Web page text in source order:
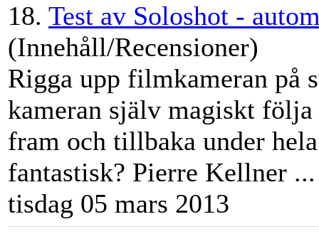
18. Test av Soloshot -
(Innehåll/Recensioner)
Rigga upp filmkameran på
kameran själv magiskt
fram och tillbaka under
fantastisk? Pierre Kellner ...
tisdag 05 mars 2013